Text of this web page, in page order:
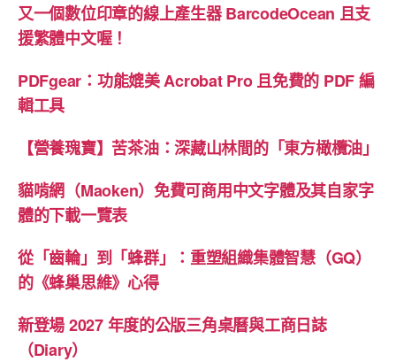
又一個數位印章的線上產生器 BarcodeOcean 且支
援繁體中文喔！
PDFgear：功能媲美 Acrobat Pro 且免費的 PDF 編
輯工具
【營養瑰寶】苦茶油：深藏山林間的「東方橄欖油」
貓啃網（Maoken）免費可商用中文字體及其自家字
體的下載一覽表
從「齒輪」到「蜂群」：重塑組織集體智慧（GQ）
的《蜂巢思維》心得
新登場 2027 年度的公版三角桌曆與工商日誌
（Diary）